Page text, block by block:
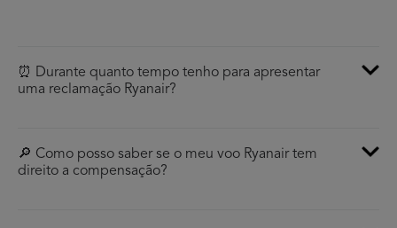
⏰ Durante quanto tempo tenho para apresentar
uma reclamação Ryanair?
🔎 Como posso saber se o meu voo Ryanair tem
direito a compensação?